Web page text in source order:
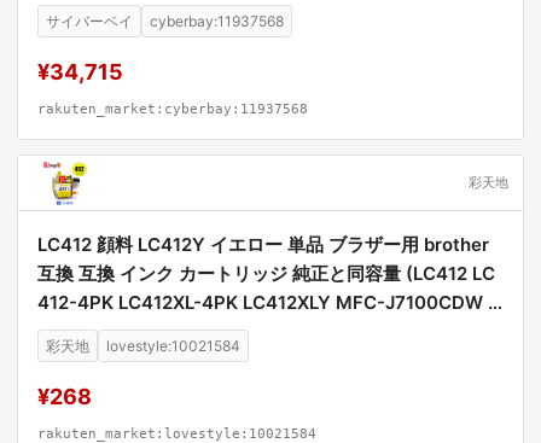
サイバーベイ cyberbay:11937568
¥34,715
rakuten_market:cyberbay:11937568
彩天地
LC412 顔料 LC412Y イエロー 単品 ブラザー用 brother
互換 互換 インク カートリッジ 純正と同容量 (LC412 LC
412-4PK LC412XL-4PK LC412XLY MFC-J7100CDW L
C 412 MFC-J7300CDW MFCJ7100CDW MFCJ7300C
DW)
彩天地 lovestyle:10021584
¥268
rakuten_market:lovestyle:10021584